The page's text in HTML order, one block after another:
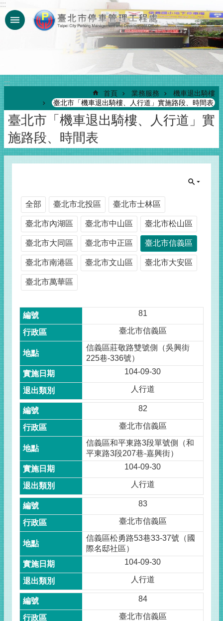
跳到主要內容區塊
:::
:::
首頁 業務服務
機車退出騎樓
臺北市「機車退出騎樓、人行道」實施路段、時間表
臺北市「機車退出騎樓、人行道」實
施路段、時間表
全部 臺北市北投區 臺北市士林區
臺北市內湖區 臺北市中山區 臺北市松山區
臺北市大同區 臺北市中正區 臺北市信義區
臺北市南港區 臺北市文山區 臺北市大安區
臺北市萬華區
81
臺北市信義區
信義區莊敬路雙號側（吳興街
225巷-336號）
104-09-30
人行道
82
臺北市信義區
信義區和平東路3段單號側（和
平東路3段207巷-嘉興街）
104-09-30
人行道
83
臺北市信義區
信義區松勇路53巷33-37號（國
際名邸社區）
104-09-30
人行道
84
臺北市信義區